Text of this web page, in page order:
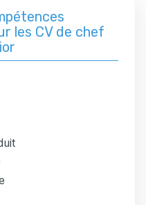
les CV de chef